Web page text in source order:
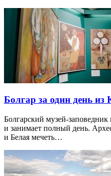
Болгар за один день из
Болгарский музей-заповедник
и занимает полный день.
и Белая мечеть…